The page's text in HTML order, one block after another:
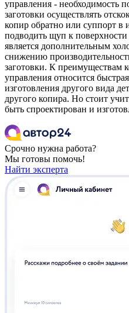
управления - необходимость
заготовки осуществлять
копир обратно или суппорт в
подводить щуп к
является дополнительным
снижению
заготовки. К преимуществам
управления относится
изготовления другого вида
другого копира. Но стоит
быть спроектирован и
Срочно нужна работа?
Мы готовы помочь!
Найти эксперта